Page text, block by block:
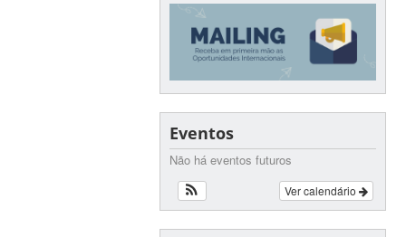
Eventos
Não há eventos futuros
Ver calendário